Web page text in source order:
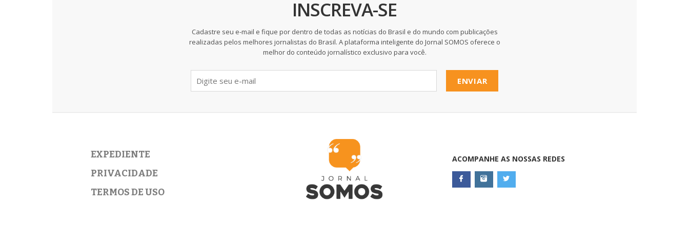
INSCREVA-SE
Cadastre seu e-mail e fique por dentro de todas as notícias do Brasil e do mundo com publicações
realizadas pelos melhores jornalistas do Brasil. A plataforma inteligente do Jornal SOMOS oferece o
melhor do conteúdo jornalístico exclusivo para você.
ENVIAR
EXPEDIENTE
PRIVACIDADE
TERMOS DE USO
ACOMPANHE AS NOSSAS REDES